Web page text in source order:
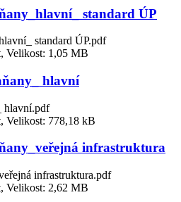
standard ÚP
standard ÚP.pdf
Velikost: 1,05 MB
hlavní
hlavní.pdf
Velikost: 778,18 kB
infrastruktura
infrastruktura.pdf
Velikost: 2,62 MB